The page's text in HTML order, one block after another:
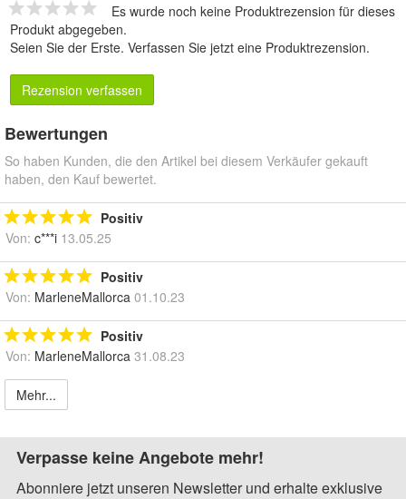
Es wurde noch keine Produktrezension für dieses
Produkt abgegeben.
Seien Sie der Erste. Verfassen Sie jetzt eine Produktrezension.
Rezension verfassen
Bewertungen
So haben Kunden, die den Artikel bei diesem Verkäufer gekauft
haben, den Kauf bewertet.
Positiv
Von: c***i 13.05.25
Positiv
Von: MarleneMallorca 01.10.23
Positiv
Von: MarleneMallorca 31.08.23
Mehr...
Verpasse keine Angebote mehr!
Abonniere jetzt unseren Newsletter und erhalte exklusive